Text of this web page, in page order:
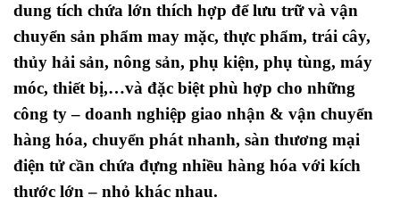
dung tích chứa lớn thích hợp để lưu trữ và vận
chuyển sản phẩm may mặc, thực phẩm, trái cây,
thủy hải sản, nông sản, phụ kiện, phụ tùng, máy
móc, thiết bị,…và đặc biệt phù hợp cho những
công ty – doanh nghiệp giao nhận & vận chuyển
hàng hóa, chuyển phát nhanh, sàn thương mại
điện tử cần chứa đựng nhiều hàng hóa với kích
thước lớn – nhỏ khác nhau.